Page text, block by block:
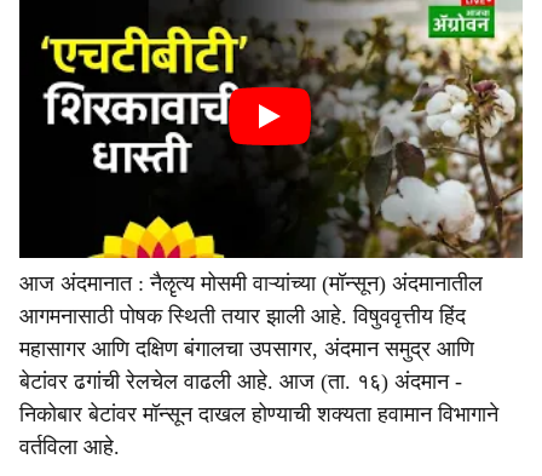
आज अंदमानात : नैॡत्य मोसमी वाऱ्यांच्या (मॉन्सून) अंदमानातील
आगमनासाठी पोषक स्थिती तयार झाली आहे. विषुववृत्तीय हिंद
महासागर आणि दक्षिण बंगालचा उपसागर, अंदमान समुद्र आणि
बेटांवर ढगांची रेलचेल वाढली आहे. आज (ता. १६) अंदमान -
निकोबार बेटांवर मॉन्सून दाखल होण्याची शक्यता हवामान विभागाने
वर्तविला आहे.